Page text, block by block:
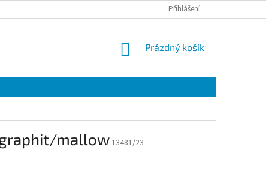
ÚDAJŮ VÝMĚNA A VRÁCENÍ ZBOŽÍ
Přihlášení
NÁKUPNÍ
Prázdný košík
mallow13481/23